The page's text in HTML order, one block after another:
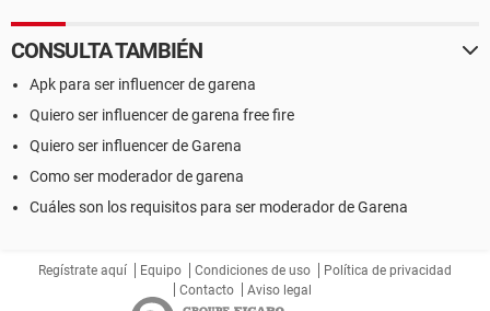
CONSULTA TAMBIÉN
Apk para ser influencer de garena
Quiero ser influencer de garena free fire
Quiero ser influencer de Garena
Como ser moderador de garena
Cuáles son los requisitos para ser moderador de Garena
Regístrate aquí Equipo Condiciones de uso
Política de privacidad
Contacto
Aviso legal